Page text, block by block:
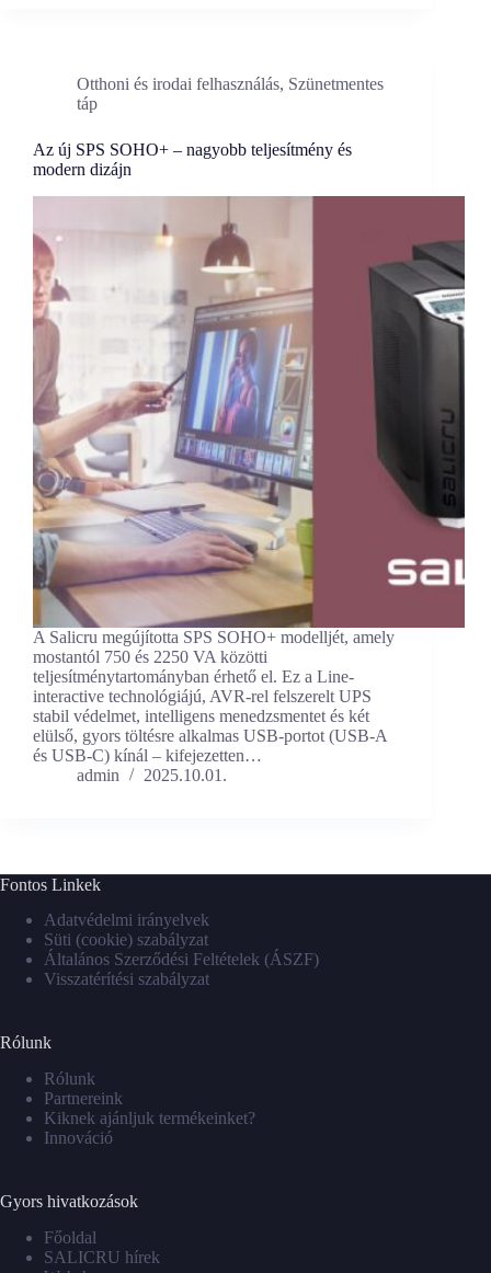
Otthoni és irodai felhasználás, Szünetmentes
táp
Az új SPS SOHO+ – nagyobb teljesítmény és
modern dizájn
A Salicru megújította SPS SOHO+ modelljét, amely
mostantól 750 és 2250 VA közötti
teljesítménytartományban érhető el. Ez a Line-
interactive technológiájú, AVR-rel felszerelt UPS
stabil védelmet, intelligens menedzsmentet és két
elülső, gyors töltésre alkalmas USB-portot (USB-A
és USB-C) kínál – kifejezetten…
admin
2025.10.01.
Fontos Linkek
Adatvédelmi irányelvek
Süti (cookie) szabályzat
Általános Szerződési Feltételek (ÁSZF)
Visszatérítési szabályzat
Rólunk
Rólunk
Partnereink
Kiknek ajánljuk termékeinket?
Innováció
Gyors hivatkozások
Főoldal
SALICRU hírek